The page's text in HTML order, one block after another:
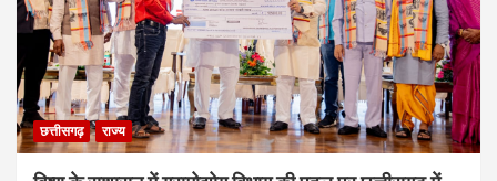
छत्तीसगढ़ राज्य